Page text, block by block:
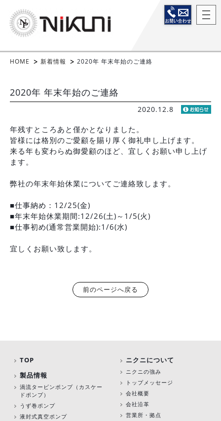
HOME 新着情報 2020年 年末年始のご連絡
2020年 年末年始のご連絡
2020.12.8
年残すところあと僅かとなりました。
皆様には格別のご愛顧を賜り厚く御礼申し上げます。
来る年も変わらぬ御愛顧のほど、宜しくお願い申し上げ
ます。
弊社の年末年始休業についてご連絡致します。
■仕事納め：12/25(金)
■年末年始休業期間:12/26(土)～1/5(火)
■仕事初め(通常営業開始):1/6(水)
宜しくお願い致します。
前のページへ戻る
TOP
製品情報
渦流タービンポンプ （カスケー
ドポンプ）
うず巻ポンプ
液封式真空ポンプ
ニクニについて
ニクニの強み
トップメッセージ
会社概要
会社沿革
営業所・拠点